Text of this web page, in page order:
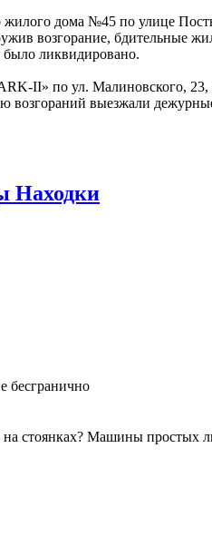
дома №45 по улице
возгорание, бдительные
ликвидировано.
II» по ул. Малиновского,
выезжали
Находки
бесгранично
стоянках? Машины простых